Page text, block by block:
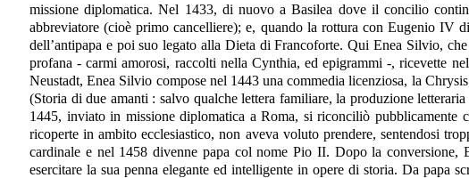
missione diplomatica. Nel 1433, di nuovo a Basilea dove il concilio
abbreviatore (cioè primo cancelliere); e, quando la rottura con Eugenio
dell’antipapa e poi suo legato alla Dieta di Francoforte. Qui Enea Silvio,
profana - carmi amorosi, raccolti nella Cynthia, ed epigrammi -, ricevette
Neustadt, Enea Silvio compose nel 1443 una commedia licenziosa, la
(Storia di due amanti : salvo qualche lettera familiare, la produzione
1445, inviato in missione diplomatica a Roma, si riconciliò pubblicamente
ricoperte in ambito ecclesiastico, non aveva voluto prendere, sentendosi
cardinale e nel 1458 divenne papa col nome Pio II. Dopo la conversione,
esercitare la sua penna elegante ed intelligente in opere di storia. Da papa